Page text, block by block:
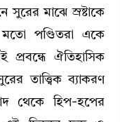
সুরের মাঝে স্রষ্টাকে
পণ্ডিতরা একে
প্রবন্ধে ঐতিহাসিক
তাত্ত্বিক ব্যাকরণ
থেকে হিপ-হপের